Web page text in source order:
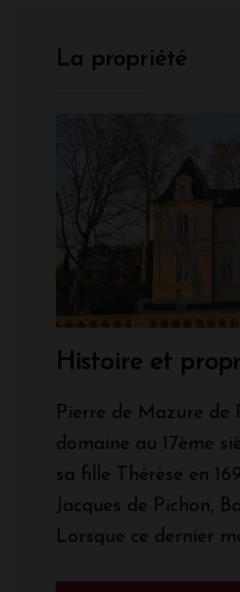
La propriété
Histoire et
Pierre de Mazure de
domaine au 17ème
sa fille Thérèse en
Jacques de Pichon,
Lorsque ce dernier